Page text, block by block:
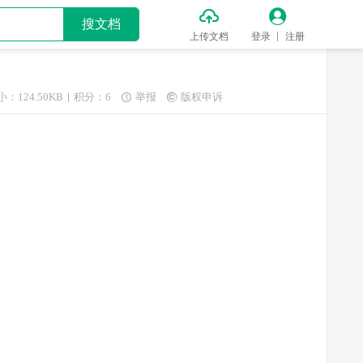
搜文档 
上传文档

登录 注册
：124.50KB 积分：6  举报  版权申诉